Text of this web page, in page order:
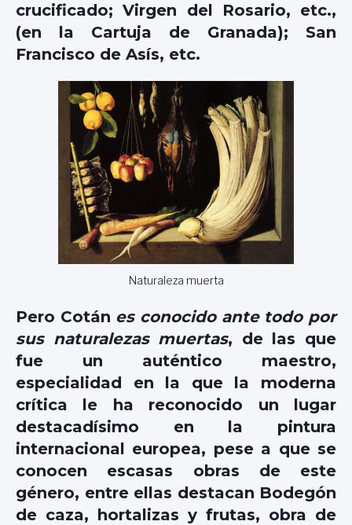
crucificado; Virgen del Rosario, etc.,
(en la Cartuja de Granada); San
Francisco de Asís, etc.
Naturaleza muerta
Pero Cotán es conocido ante todo por
sus naturalezas muertas, de las que
fue un auténtico maestro,
especialidad en la que la moderna
crítica le ha reconocido un lugar
destacadísimo en la pintura
internacional europea, pese a que se
conocen escasas obras de este
género, entre ellas destacan Bodegón
de caza, hortalizas y frutas, obra de